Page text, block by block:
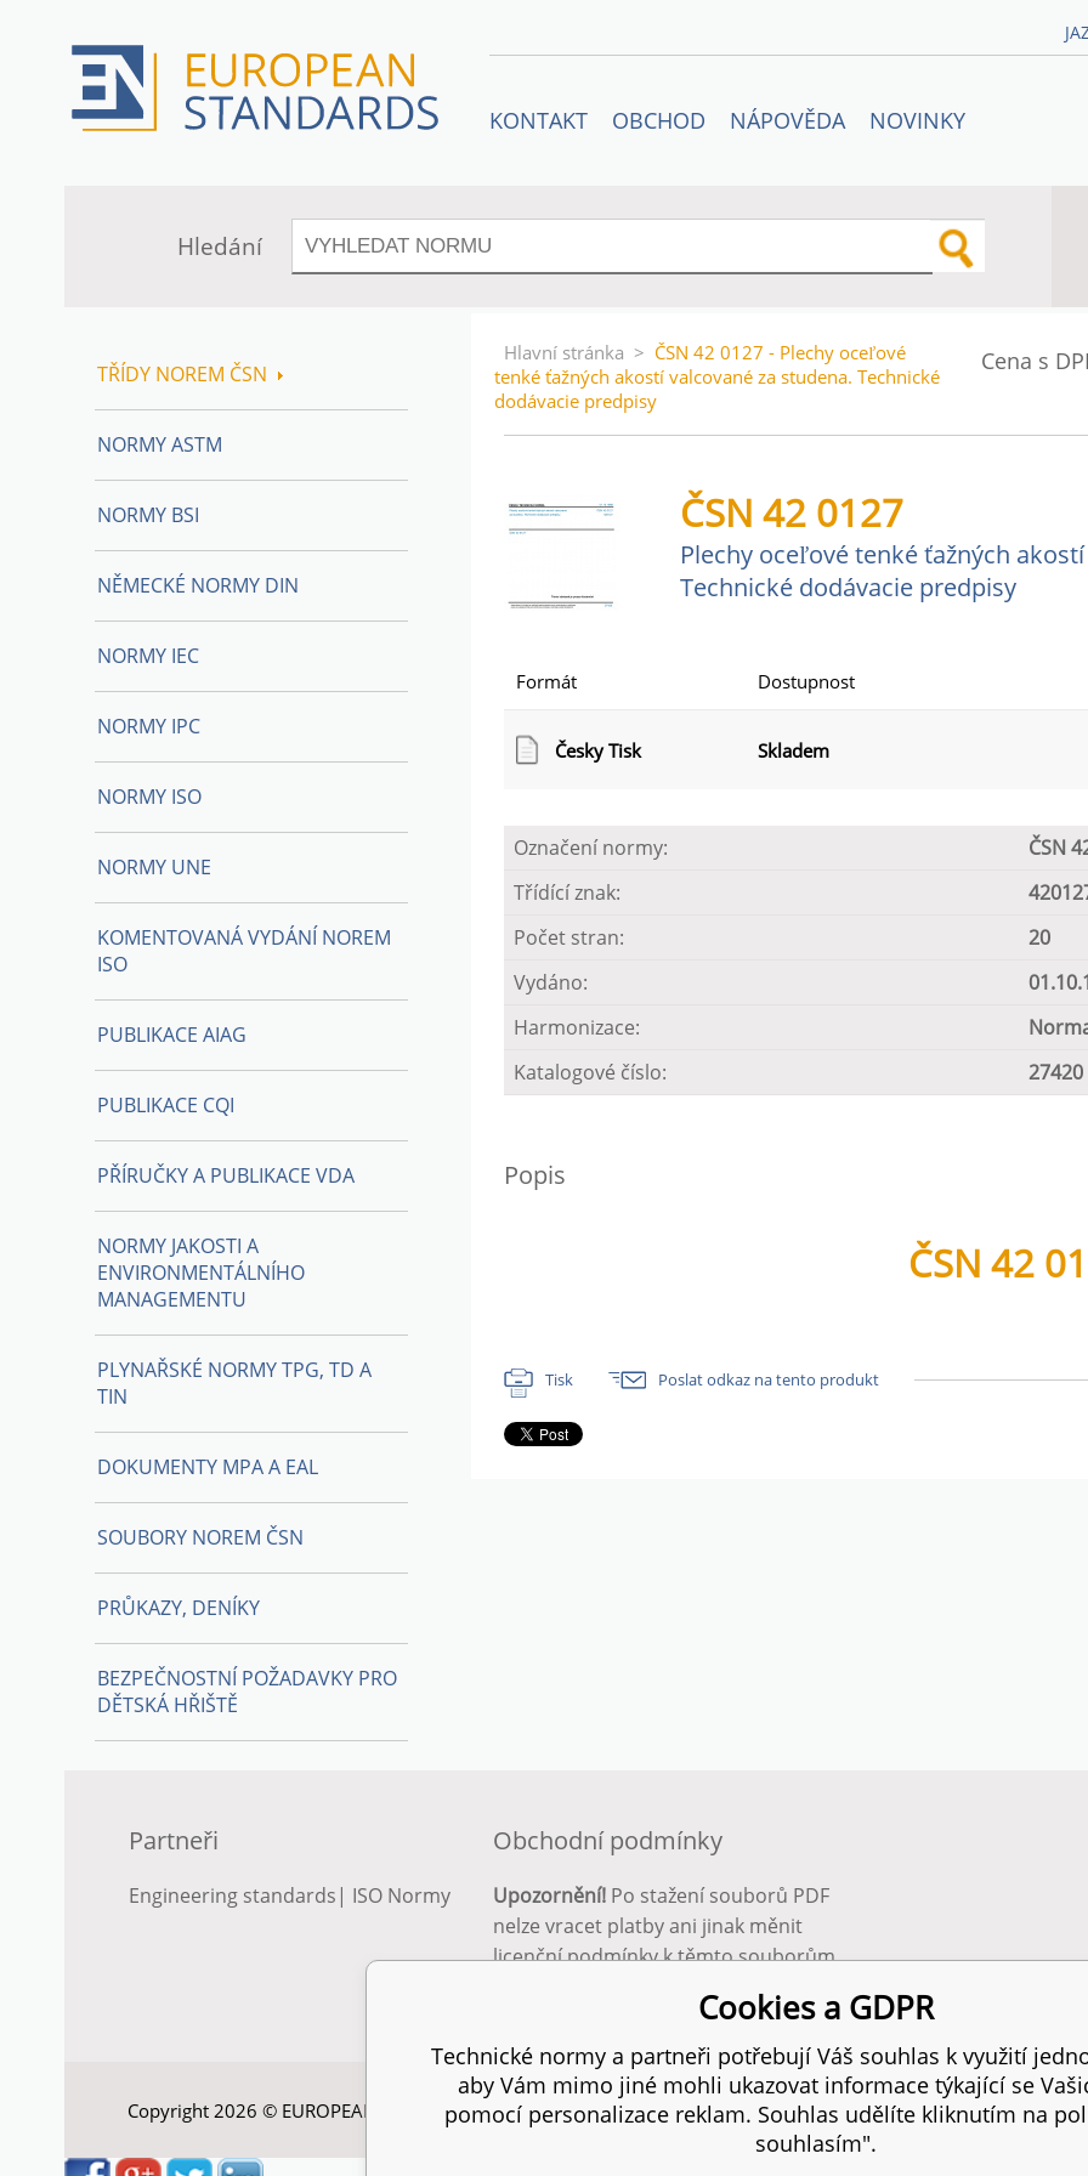
KONTAKT OBCHOD NÁPOVĚDA NOVINKY
Hledání
Cena s
Hlavní stránka > ČSN 42 0127 - Plechy oceľové
tenké ťažných akostí valcované za studena. Technické
dodávacie predpisy
ČSN 42 0127
Plechy oceľové tenké ťažných
Technické dodávacie predpisy
Formát Dostupnost
Česky Tisk Skladem
Označení normy:
ČSN
Třídící znak:
Počet stran:
20
Vydáno:
Harmonizace:
Katalogové číslo:
27420
Popis
ČSN 42
Tisk Poslat odkaz na tento produkt
TŘÍDY NOREM ČSN
NORMY ASTM
NORMY BSI
NĚMECKÉ NORMY DIN
NORMY IEC
NORMY IPC
NORMY ISO
NORMY UNE
KOMENTOVANÁ VYDÁNÍ NOREM
ISO
PUBLIKACE AIAG
PUBLIKACE CQI
PŘÍRUČKY A PUBLIKACE VDA
NORMY JAKOSTI A
ENVIRONMENTÁLNÍHO
MANAGEMENTU
PLYNAŘSKÉ NORMY TPG, TD A
TIN
DOKUMENTY MPA A EAL
SOUBORY NOREM ČSN
PRŮKAZY, DENÍKY
BEZPEČNOSTNÍ POŽADAVKY PRO
DĚTSKÁ HŘIŠTĚ
Partneři
Engineering standards | ISO Normy
Obchodní podmínky
Upozornění! Po stažení souborů PDF
nelze vracet platby ani jinak měnit
licenční podmínky k těmto souborům.
Copyright 2026 © EUROPEAN STANDARD. Všechna práva vyhrazena.
Cookies a GDPR
Technické normy a partneři potřebují Váš souhlas k využití
aby Vám mimo jiné mohli ukazovat informace týkající se
pomocí personalizace reklam. Souhlas udělíte kliknutím na
souhlasím".